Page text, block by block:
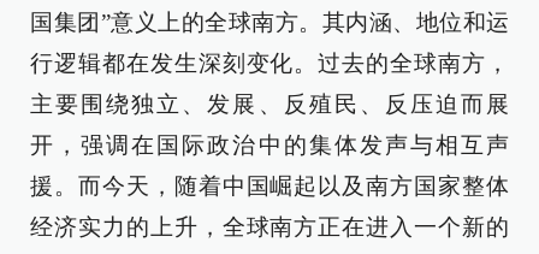
国集团”意义上的全球南方。其内涵、地位和运
行逻辑都在发生深刻变化。过去的全球南方，
主要围绕独立、发展、反殖民、反压迫而展
开，强调在国际政治中的集体发声与相互声
援。而今天，随着中国崛起以及南方国家整体
经济实力的上升，全球南方正在进入一个新的